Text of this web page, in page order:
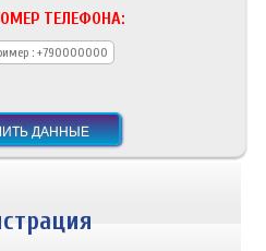
ТЕЛЕФОНА: